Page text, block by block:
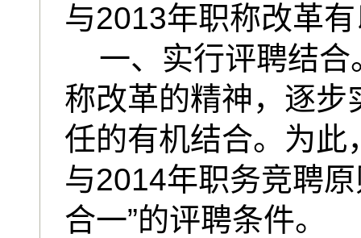
与2013年职称改革
一、实行评聘结
称改革的精神，逐步
任的有机结合。为
与2014年职务竞聘
合一”的评聘条件。